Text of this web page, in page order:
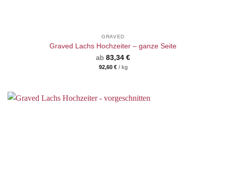
GRAVED
Graved Lachs Hochzeiter – ganze Seite
ab 83,34 €
92,60 €/ kg